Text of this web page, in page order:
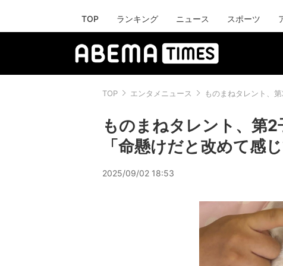
TOP ランキング ニュース スポーツ
TOP エンタメニュース ものまねタレント、
ものまねタレント、第
「命懸けだと改めて感
2025/09/02 18:53